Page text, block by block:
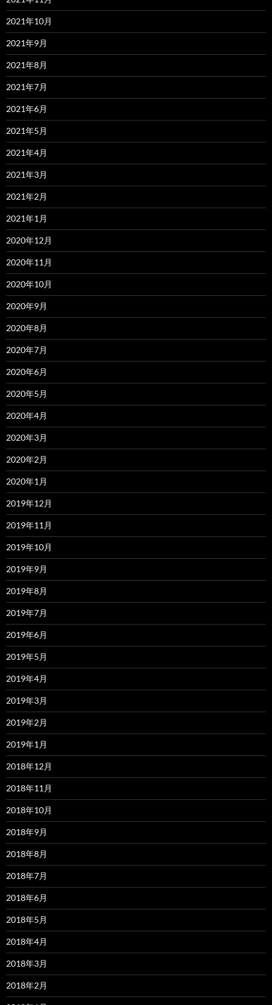
2021年10月
2021年9月
2021年8月
2021年7月
2021年6月
2021年5月
2021年4月
2021年3月
2021年2月
2021年1月
2020年12月
2020年11月
2020年10月
2020年9月
2020年8月
2020年7月
2020年6月
2020年5月
2020年4月
2020年3月
2020年2月
2020年1月
2019年12月
2019年11月
2019年10月
2019年9月
2019年8月
2019年7月
2019年6月
2019年5月
2019年4月
2019年3月
2019年2月
2019年1月
2018年12月
2018年11月
2018年10月
2018年9月
2018年8月
2018年7月
2018年6月
2018年5月
2018年4月
2018年3月
2018年2月